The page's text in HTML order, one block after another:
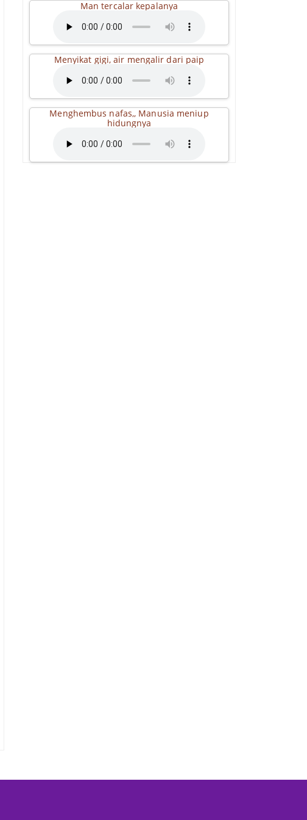
Man tercalar kepalanya
Menyikat gigi, air mengalir dari paip
Menghembus nafas,, Manusia meniup
hidungnya